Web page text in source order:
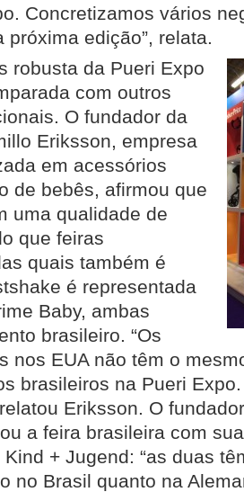
Concretizamos vários
próxima edição”, relata.
robusta da Pueri Expo
com outros
O fundador da
Eriksson, empresa
em acessórios
de bebês, afirmou que
uma qualidade de
que feiras
quais também é
é representada
Baby, ambas
brasileiro. “Os
nos EUA não têm o
brasileiros na Pueri
Eriksson. O
a feira brasileira com
+ Jugend: “as duas
no Brasil quanto na